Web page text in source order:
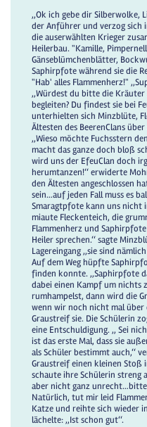
,,Ok ich gebe dir Silberwolke,
der Anführer und verzog sich
die auserwählten Krieger
Heilerbau. "Kamille,
Gänseblümchenblätter,
Saphirpfote während sie die
"Hab' alles Flammenherz!"
,,Würdest du bitte die
begleiten? Du findest sie bei
unterhielten sich Minzblüte,
Ältesten des BeerenClans
,,Wieso möchte Fuchsstern
macht das ganze doch bloß
wird uns der EfeuClan doch
herumtanzen!‘‘ erwiderte
den Ältesten angeschlossen
sein…auf jeden Fall muss es
Smaragtpfote kann uns nicht
miaute Fleckenteich, die
Flammenherz und
Heiler sprechen.‘‘ sagte
Lagereingang ,,sie sind nämlich
Auf dem Weg hüpfte
finden konnte. ,,Saphirpfote
dabei einen Kampf um nichts
rumhampelst, dann wird die
wenn wir noch nicht mal über
Graustreif sie. Die Schülerin
eine Entschuldigung. ,, Sei
ist das erste Mal, dass sie
als Schüler bestimmt auch,‘‘
Graustreif einen kleinen Stoß
schaute ihre Schülerin streng
aber nicht ganz unrecht…bitte
Natürlich, tut mir leid
Katze und reihte sich wieder
lächelte: ,,Ist schon gut‘‘.